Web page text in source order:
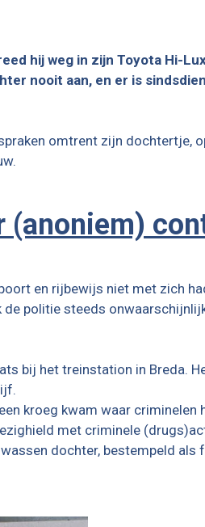
hij weg in zijn Toyota Hi-
nooit aan, en er is
omtrent zijn dochtertje,
(anoniem)
en rijbewijs niet met zich
politie steeds
bij het treinstation in Breda.
kroeg kwam waar criminelen
met criminele
dochter, bestempeld als